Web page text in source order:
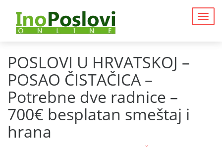
POSLOVI U HRVATSKOJ –
POSAO ČISTAČICA –
Potrebne dve radnice –
700€ besplatan smeštaj i
hrana